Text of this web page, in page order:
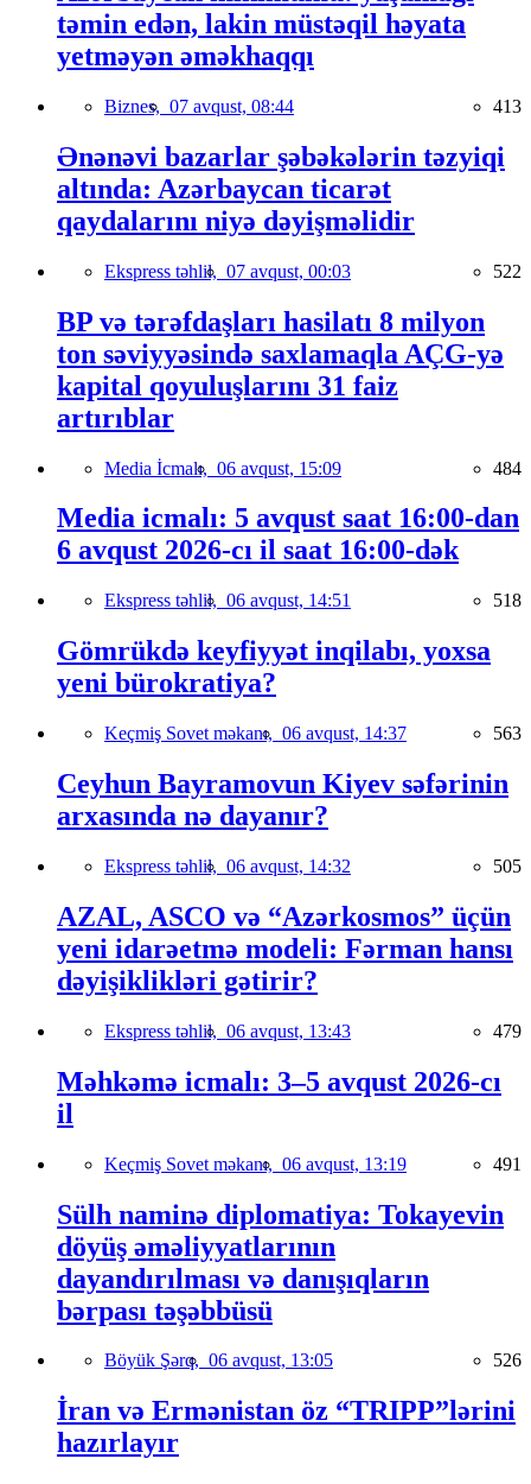
təmin edən, lakin müstəqil həyata
yetməyən əməkhaqqı
Biznes, 07 avqust, 08:44 413
Ənənəvi bazarlar şəbəkələrin təzyiqi
altında: Azərbaycan ticarət
qaydalarını niyə dəyişməlidir
Ekspress təhlil, 07 avqust, 00:03 522
BP və tərəfdaşları hasilatı 8 milyon
ton səviyyəsində saxlamaqla AÇG-yə
kapital qoyuluşlarını 31 faiz
artırıblar
Media İcmalı, 06 avqust, 15:09 484
Media icmalı: 5 avqust saat 16:00-dan
6 avqust 2026-cı il saat 16:00-dək
Ekspress təhlil, 06 avqust, 14:51 518
Gömrükdə keyfiyyət inqilabı, yoxsa
yeni bürokratiya?
Keçmiş Sovet məkanı, 06 avqust, 14:37 563
Ceyhun Bayramovun Kiyev səfərinin
arxasında nə dayanır?
Ekspress təhlil, 06 avqust, 14:32 505
AZAL, ASCO və “Azərkosmos” üçün
yeni idarəetmə modeli: Fərman hansı
dəyişiklikləri gətirir?
Ekspress təhlil, 06 avqust, 13:43 479
Məhkəmə icmalı: 3–5 avqust 2026-cı
il
Keçmiş Sovet məkanı, 06 avqust, 13:19 491
Sülh naminə diplomatiya: Tokayevin
döyüş əməliyyatlarının
dayandırılması və danışıqların
bərpası təşəbbüsü
Böyük Şərq, 06 avqust, 13:05 526
İran və Ermənistan öz “TRIPP”lərini
hazırlayır